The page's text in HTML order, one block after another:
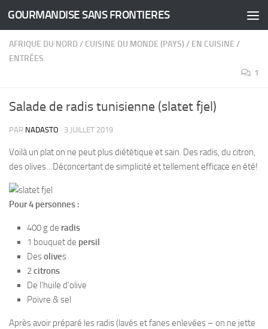
Skip to content
GOURMANDISE SANS FRONTIERES
AFRIQUE DU NORD / CUISINE DU MONDE (PAYS)/ EN CUISINE /
ENTRÉES
1
Salade de radis tunisienne (slatet fjel)
PAR NADASTO · 3 JUILLET 2019
Voilà un plat on ne peut plus diététique et sain. Des radis, du citron,
des olives…Déconcertant de simplicité et tellement efficace en été!
Pour 4 personnes :
400 g de radis
1 bouquet de persil
Desolives
2citrons
De l’huile d’olive
Poivre & sel
Après avoir préparé les radis (lavés et fanes enlevées – on ne jette